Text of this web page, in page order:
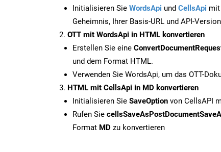
Initialisieren Sie WordsApi und CellsApi mit
Geheimnis, Ihrer Basis-URL und API-Version
OTT mit WordsApi in HTML konvertieren
Erstellen Sie eine
und dem Format HTML.
Verwenden Sie WordsApi, um das OTT-
HTML mit CellsApi in MD konvertieren
Initialisieren Sie SaveOption von CellsAPI
Rufen Sie
Format MD zu konvertieren